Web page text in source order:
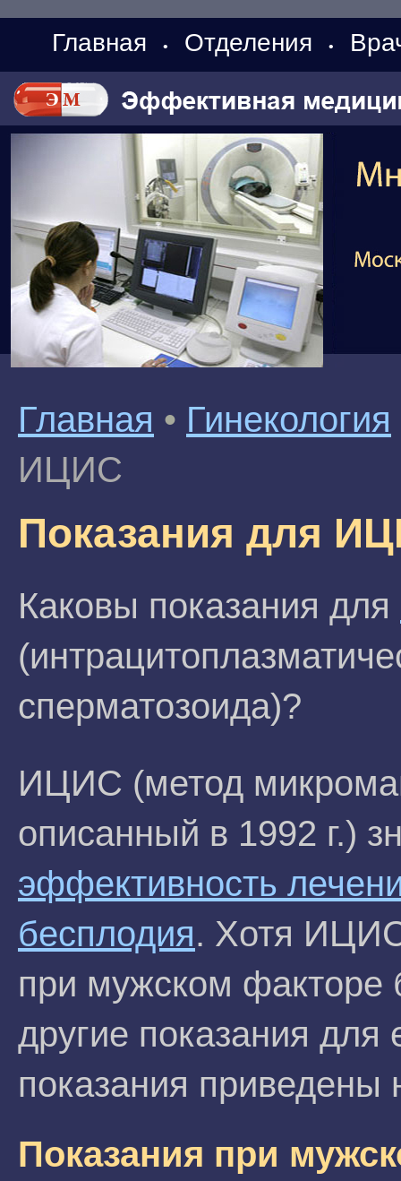
Главная • Отделения •
Главная • Гинекология
ИЦИС
Показания для
Каковы показания для
сперматозоида)?
ИЦИС (метод
описанный в 1992 г.)
эффективность
бесплодия. Хотя ИЦИС
при мужском факторе
другие показания
показания приведены
Показания при